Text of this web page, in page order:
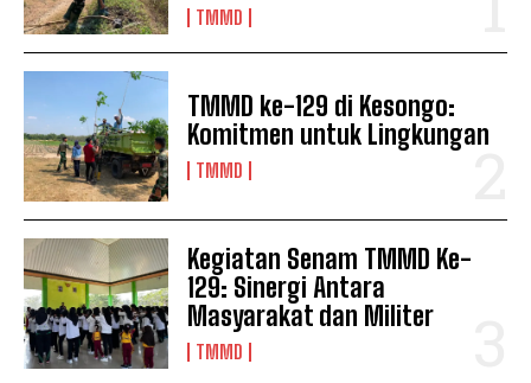
TMMD
TMMD ke-129 di Kesongo:
Komitmen untuk Lingkungan
TMMD
Kegiatan Senam TMMD Ke-
129: Sinergi Antara
Masyarakat dan Militer
TMMD